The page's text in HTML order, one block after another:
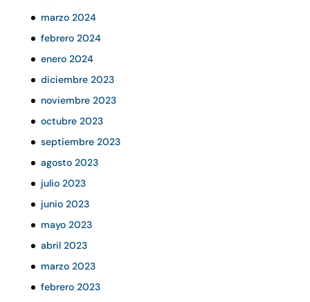
marzo 2024
febrero 2024
enero 2024
diciembre 2023
noviembre 2023
octubre 2023
septiembre 2023
agosto 2023
julio 2023
junio 2023
mayo 2023
abril 2023
marzo 2023
febrero 2023